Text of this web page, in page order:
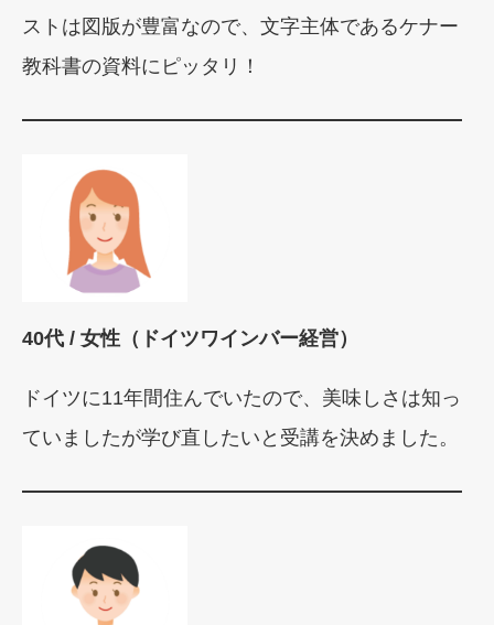
ストは図版が豊富なので、文字主体であるケナー
教科書の資料にピッタリ！
40代 / 女性（ドイツワインバー経営）
ドイツに11年間住んでいたので、美味しさは知っ
ていましたが学び直したいと受講を決めました。